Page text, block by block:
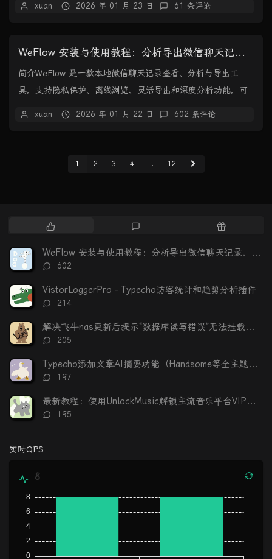
xuan 2026 年 01 月 23 日 61 条评论
WeFlow 安装与使用教程：分析导出微信聊天记录，生成可视化年度报告
简介WeFlow 是一款本地微信聊天记录查看、分析与导出工
具，支持隐私保护、离线浏览、灵活导出和深度分析功能，可
xuan 2026 年 01 月 22 日 602 条评论
1 2 3 4 ... 12
热
文
章
评
随
文
WeFlow 安装与使用教程：分析导出微信聊天记录，生成可视化年度报告
评
数：
602
VistorLoggerPro - Typecho访客统计和趋势分析插件
评
数：
214
解决飞牛nas更新后提示“数据库读写错误”无法挂载硬盘
评
数：
205
Typecho添加文章AI摘要功能（Handsome等全主题适配）
评
数：
197
最新教程：使用UnlockMusic解锁主流音乐平台VIP歌曲的加密保护
评
195
实时QPS
8